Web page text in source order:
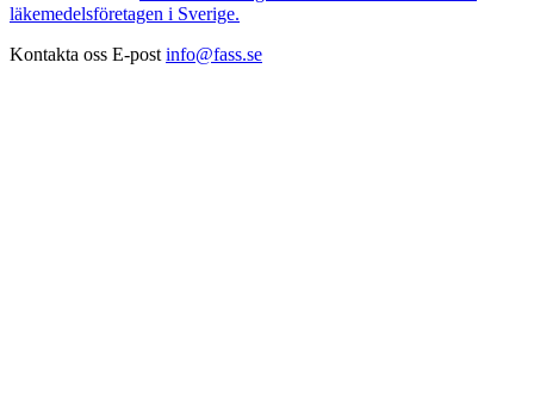
läkemedelsföretagen i Sverige.
Kontakta oss E-post info@fass.se